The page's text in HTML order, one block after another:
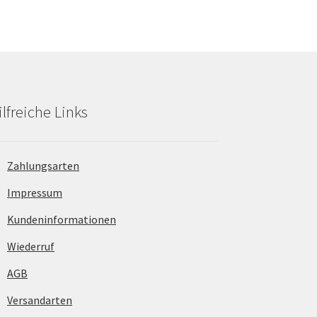
Links
Zahlungsarten
Impressum
Kundeninformationen
Wiederruf
AGB
Versandarten